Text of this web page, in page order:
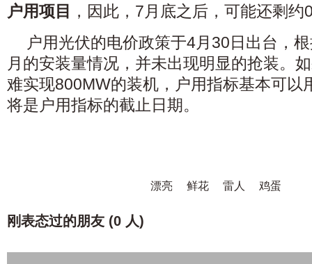
户用项目
，因此，7月底之后，可能还剩约
户用光伏的电价政策于4月30日出台，
月的安装量情况，并未出现明显的抢装。
难实现800MW的装机，户用指标基本可以
将是户用指标的截止日期。
漂亮 鲜花 雷人 鸡蛋
刚表态过的朋友 (0 人)